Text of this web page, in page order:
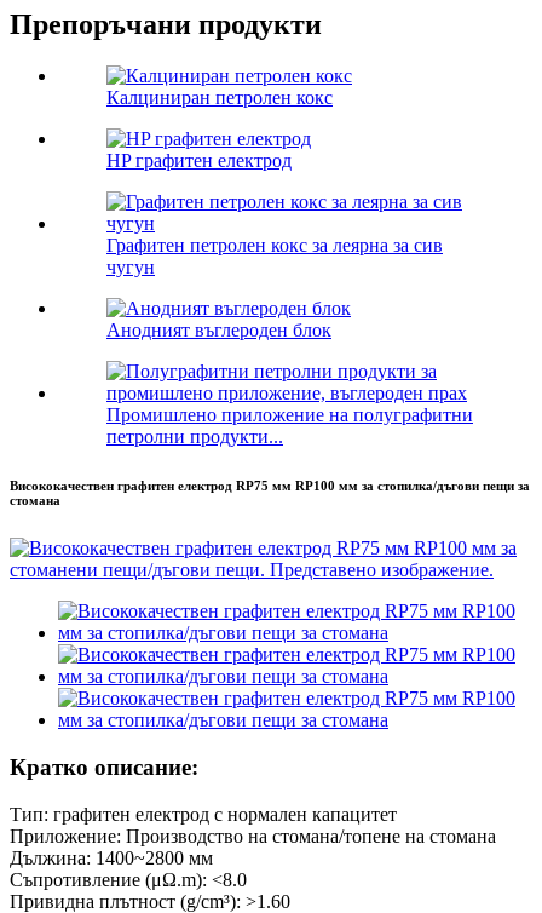
Препоръчани продукти
Калциниран петролен кокс
HP графитен електрод
Графитен петролен кокс за леярна за сив
чугун
Анодният въглероден блок
Промишлено приложение на полуграфитни
петролни продукти...
Висококачествен графитен електрод RP75 мм RP100 мм за стопилка/дъгови пещи за
стомана
Кратко описание:
Тип: графитен електрод с нормален капацитет
Приложение: Производство на стомана/топене на стомана
Дължина: 1400~2800 мм
Съпротивление (μΩ.m): <8.0
Привидна плътност (g/cm³): >1.60